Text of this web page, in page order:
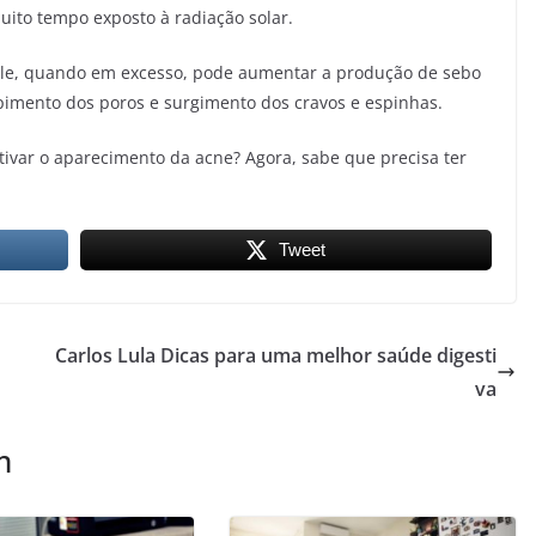
tempo exposto à radiação solar.
quando em excesso, pode aumentar a produção de sebo
dos poros e surgimento dos cravos e espinhas.
o aparecimento da acne? Agora, sabe que precisa ter
Tweet
Carlos Lula Dicas para uma melhor saúde digesti
va